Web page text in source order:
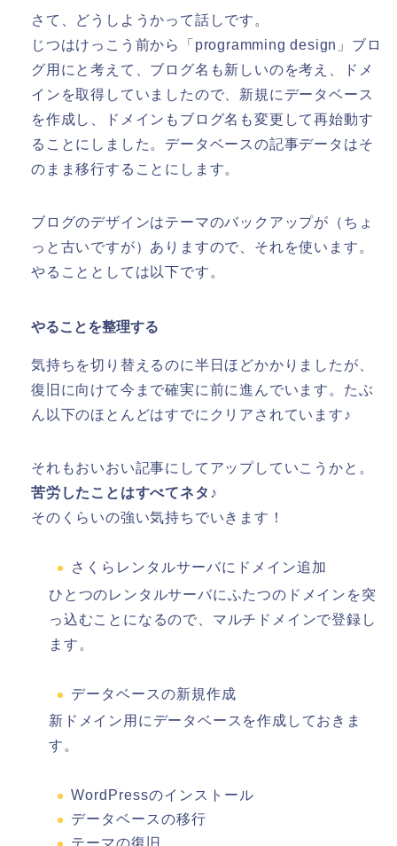
さて、どうしようかって話しです。
じつはけっこう前から「programming design」ブロ
グ用にと考えて、ブログ名も新しいのを考え、ドメ
インを取得していましたので、新規にデータベース
を作成し、ドメインもブログ名も変更して再始動す
ることにしました。データベースの記事データはそ
のまま移行することにします。
ブログのデザインはテーマのバックアップが（ちょ
っと古いですが）ありますので、それを使います。
やることとしては以下です。
やることを整理する
気持ちを切り替えるのに半日ほどかかりましたが、
復旧に向けて今まで確実に前に進んでいます。たぶ
ん以下のほとんどはすでにクリアされています♪
それもおいおい記事にしてアップしていこうかと。
苦労したことはすべてネタ♪
そのくらいの強い気持ちでいきます！
さくらレンタルサーバにドメイン追加
ひとつのレンタルサーバにふたつのドメインを突
っ込むことになるので、マルチドメインで登録し
ます。
データベースの新規作成
新ドメイン用にデータベースを作成しておきま
す。
WordPressのインストール
データベースの移行
テーマの復旧